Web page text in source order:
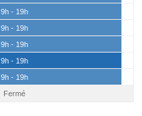
9h - 19h
9h - 19h
9h - 19h
9h - 19h
9h - 19h
Fermé